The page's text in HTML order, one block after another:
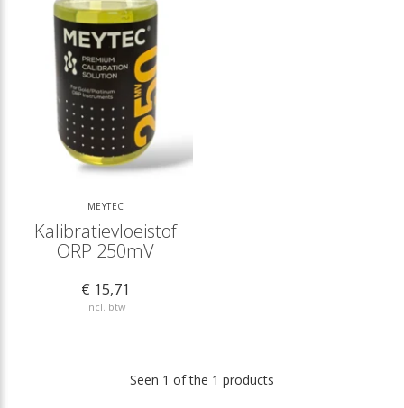
MEYTEC
Kalibratievloeistof
ORP 250mV
€ 15,71
Incl. btw
Seen 1 of the 1 products